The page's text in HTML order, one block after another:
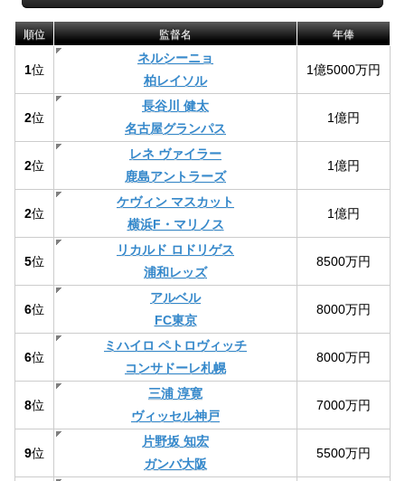
順位 監督名 年俸
1位
ネルシーニョ
柏レイソル
1億5000万円
2位
長谷川 健太
名古屋グランパス
1億円
2位
レネ ヴァイラー
鹿島アントラーズ
1億円
2位
ケヴィン マスカット
横浜F・マリノス
1億円
5位
リカルド ロドリゲス
浦和レッズ
8500万円
6位
アルベル
FC東京
8000万円
6位
ミハイロ ペトロヴィッチ
コンサドーレ札幌
8000万円
8位
三浦 淳寛
ヴィッセル神戸
7000万円
9位
片野坂 知宏
ガンバ大阪
5500万円